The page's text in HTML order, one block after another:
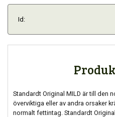
Id:
Standardt Original MILD är till den
överviktiga eller av andra orsaker
normalt fettintag. Standardt